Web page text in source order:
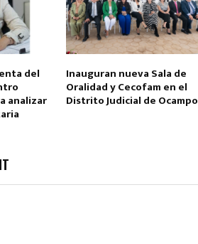
del
analizar
Inauguran nueva Sala de
Oralidad y Cecofam en el
Distrito Judicial de Ocampo
Reply Retweet Favorite